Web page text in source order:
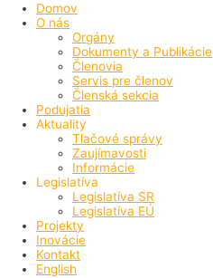
Domov
O nás
Orgány
Dokumenty a Publikácie
Členovia
Servis pre členov
Členská sekcia
Podujatia
Aktuality
Tlačové správy
Zaujímavosti
Informácie
Legislatíva
Legislatíva SR
Legislatíva EÚ
Projekty
Inovácie
Kontakt
English